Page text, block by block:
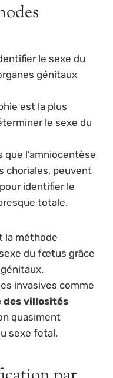
le sexe du
génitaux
est la plus
le sexe du
que l’amniocentèse
choriales, peuvent
identifier le
totale.
la méthode
du fœtus grâce
invasives comme
des villosités
quasiment
sexe fetal.